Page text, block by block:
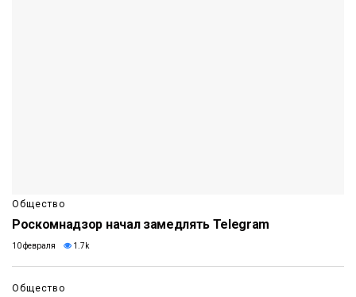
Общество
Роскомнадзор начал замедлять Telegram
10 февраля 1.7k
Общество